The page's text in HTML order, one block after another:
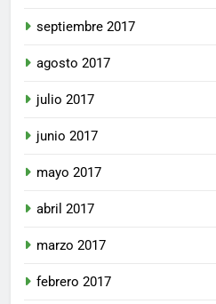
septiembre 2017
agosto 2017
julio 2017
junio 2017
mayo 2017
abril 2017
marzo 2017
febrero 2017